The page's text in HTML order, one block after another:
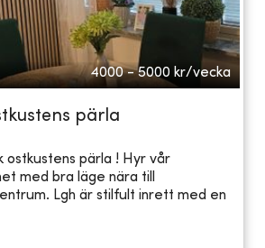
4000 - 5000 kr/vecka
pärla
ostkustens pärla ! Hyr vår
med bra läge nära till
Lgh är stilfult inrett med en